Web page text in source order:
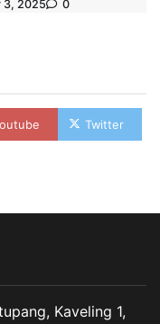
3, 2025 0
Twitter
Kaveling 1,